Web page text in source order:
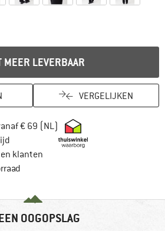
MEER LEVERBAAR
VERGELIJKEN
€ 69 (NL) Vind hier de
Vind de betalingsinformatie hier!
klanten
OOGOPSLAG